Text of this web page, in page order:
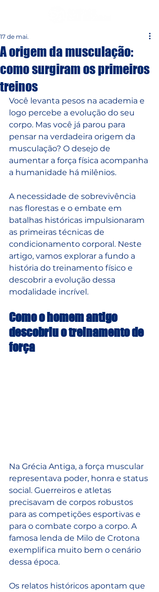
A origem da musculação:
como surgiram os primeiros
treinos
17 de mai.
Você levanta pesos na academia e
logo percebe a evolução do seu
corpo. Mas você já parou para
pensar na verdadeira origem da
musculação? O desejo de
aumentar a força física acompanha
a humanidade há milênios.
A necessidade de sobrevivência
nas florestas e o embate em
batalhas históricas impulsionaram
as primeiras técnicas de
condicionamento corporal. Neste
artigo, vamos explorar a fundo a
história do treinamento físico e
descobrir a evolução dessa
modalidade incrível.
Como o homem antigo
descobriu o treinamento de
força
Na Grécia Antiga, a força muscular
representava poder, honra e status
social. Guerreiros e atletas
precisavam de corpos robustos
para as competições esportivas e
para o combate corpo a corpo. A
famosa lenda de Milo de Crotona
exemplifica muito bem o cenário
dessa época.
Os relatos históricos apontam que